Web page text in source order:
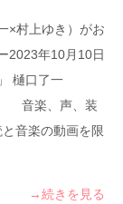
×村上ゆき）がお
2023年10月10日
」 樋口了一
音楽、声、装
音楽の動画を限
→続きを見る